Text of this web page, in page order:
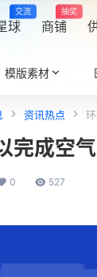
球
交流
商铺
抽奖
模版素材
资讯热点
完成空
0 527